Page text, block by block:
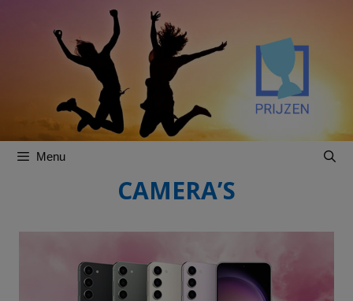
Menu
CAMERA’S